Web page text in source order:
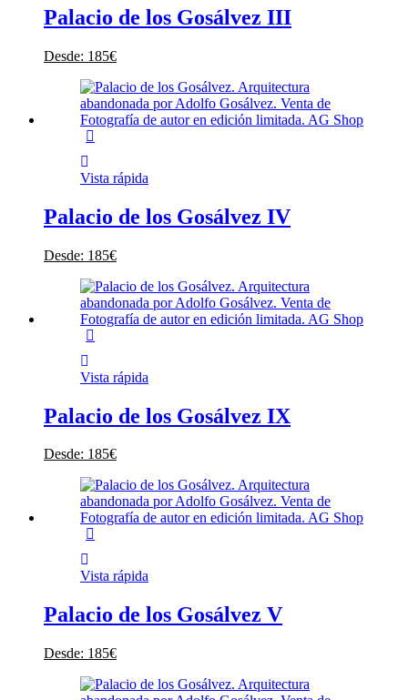
Palacio de los Gosálvez III
Desde: 185€
Vista rápida
Palacio de los Gosálvez IV
Desde: 185€
Vista rápida
Palacio de los Gosálvez IX
Desde: 185€
Vista rápida
Palacio de los Gosálvez V
Desde: 185€